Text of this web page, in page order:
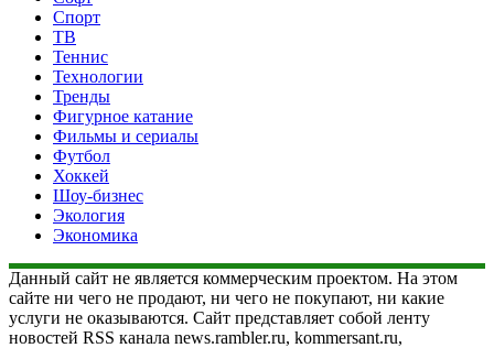
Спорт
ТВ
Теннис
Технологии
Тренды
Фигурное катание
Фильмы и сериалы
Футбол
Хоккей
Шоу-бизнес
Экология
Экономика
Данный сайт не является коммерческим проектом. На этом
сайте ни чего не продают, ни чего не покупают, ни какие
услуги не оказываются. Сайт представляет собой ленту
новостей RSS канала news.rambler.ru, kommersant.ru,